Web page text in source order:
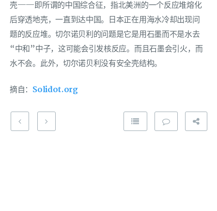
壳——即所谓的中国综合征，指北美洲的一个反应堆熔化
后穿透地壳，一直到达中国。日本正在用海水冷却出现问
题的反应堆。切尔诺贝利的问题是它是用石墨而不是水去
“中和”中子，这可能会引发核反应。而且石墨会引火，而
水不会。此外，切尔诺贝利没有安全壳结构。
摘自： Solidot.org